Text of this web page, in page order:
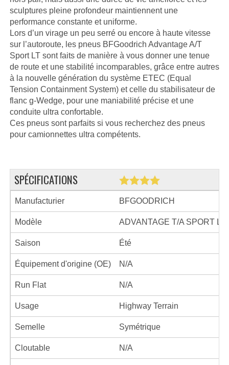
sculptures pleine profondeur maintiennent une
performance constante et uniforme.
Lors d’un virage un peu serré ou encore à haute vitesse
sur l’autoroute, les pneus BFGoodrich Advantage A/T
Sport LT sont faits de manière à vous donner une tenue
de route et une stabilité incomparables, grâce entre autres
à la nouvelle génération du système ETEC (Equal
Tension Containment System) et celle du stabilisateur de
flanc g-Wedge, pour une maniabilité précise et une
conduite ultra confortable.
Ces pneus sont parfaits si vous recherchez des pneus
pour camionnettes ultra compétents.
SPÉCIFICATIONS
Manufacturier BFGOODRICH
Modèle ADVANTAGE T/A SPORT LT
Saison Été
Équipement d'origine (OE) N/A
Run Flat N/A
Usage Highway Terrain
Semelle Symétrique
Cloutable N/A